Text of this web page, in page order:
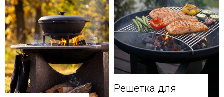
Решетка для